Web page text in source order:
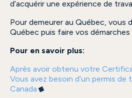
d’acquérir une expérience de
Pour demeurer au Québec,
Québec puis faire vos
Pour en savoir plus:
Après avoir obtenu votre
Vous avez besoin d’un permis
Canada